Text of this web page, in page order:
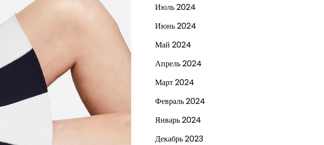
Июль 2024
Июнь 2024
Май 2024
Апрель 2024
Март 2024
Февраль 2024
Январь 2024
Декабрь 2023